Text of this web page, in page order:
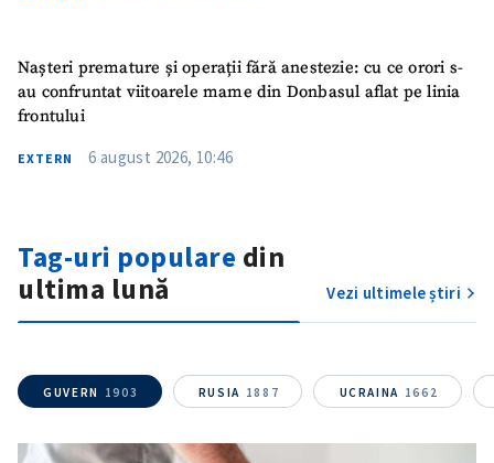
Nașteri premature și operații fără anestezie: cu ce orori s-
au confruntat viitoarele mame din Donbasul aflat pe linia
frontului
EXTERN 6 august 2026, 10:46
Tag-uri populare din
ultima lună
Vezi ultimele știri
GUVERN 1903 RUSIA 1887 UCRAINA 1662
Am citit și sunt de
acord cupolitica de
TRIMITE ȘTIREA